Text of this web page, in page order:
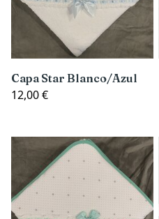
Capa Star Blanco/Azul
12,00 €